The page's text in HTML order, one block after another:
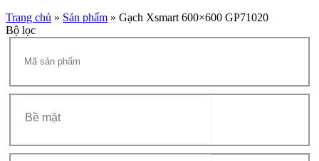
Trang chủ » Sản phẩm » Gạch Xsmart 600×600 GP71020
Bộ lọc